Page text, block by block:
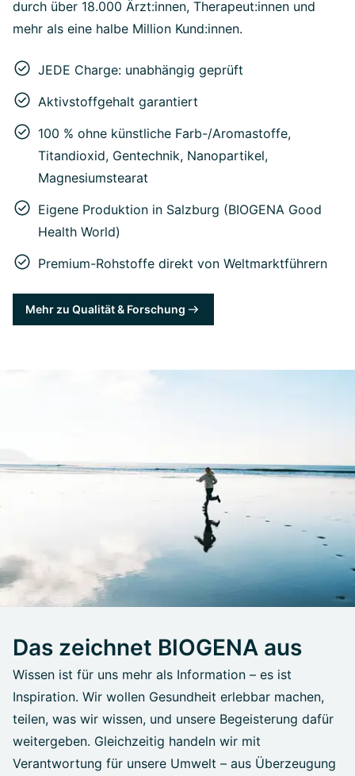
durch über 18.000 Ärzt:innen, Therapeut:innen und
mehr als eine halbe Million Kund:innen.
JEDE Charge: unabhängig geprüft
Aktivstoffgehalt garantiert
100 % ohne künstliche Farb-/Aromastoffe,
Titandioxid, Gentechnik, Nanopartikel,
Magnesiumstearat
Eigene Produktion in Salzburg (BIOGENA Good
Health World)
Premium-Rohstoffe direkt von Weltmarktführern
Mehr zu Qualität & Forschung
Das zeichnet BIOGENA aus
Wissen ist für uns mehr als Information – es ist
Inspiration. Wir wollen Gesundheit erlebbar machen,
teilen, was wir wissen, und unsere Begeisterung dafür
weitergeben. Gleichzeitig handeln wir mit
Verantwortung für unsere Umwelt – aus Überzeugung